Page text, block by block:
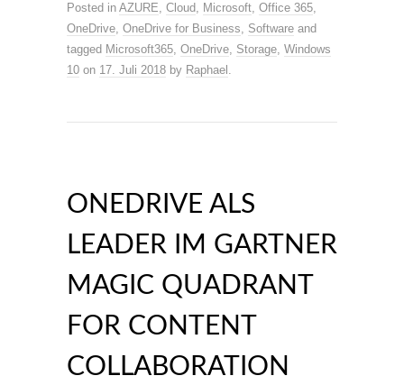
Posted in AZURE, Cloud, Microsoft, Office 365,
OneDrive, OneDrive for Business, Software and
tagged Microsoft365, OneDrive, Storage, Windows
10 on 17. Juli 2018 by Raphael .
ONEDRIVE ALS
LEADER IM GARTNER
MAGIC QUADRANT
FOR CONTENT
COLLABORATION